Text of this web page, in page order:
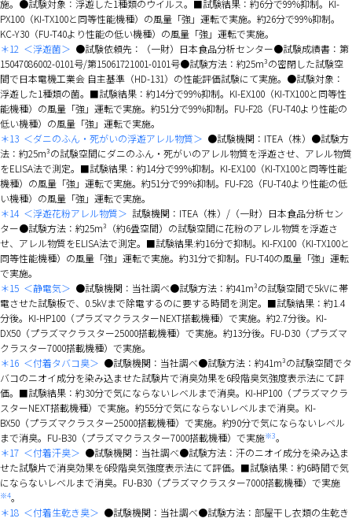
施。●試験対象：浮遊した1種類のウイルス。■試験結果：約6分で99%抑制。KI-
PX100（KI-TX100と同等性能機種）の風量「強」運転で実施。約26分で99%抑制。
KC-Y30（FU-T40より性能の低い機種）の風量「強」運転で実施。
＊12 ＜浮遊菌＞ ●試験依頼先：（一財）日本食品分析センター●試験成績書：第
15047086002-0101号/第15061721001-0101号●試験方法：約25m³の密閉した試験空
間で日本電機工業会 自主基準（HD-131）の性能評価試験にて実施。●試験対象：
浮遊した1種類の菌。■試験結果：約14分で99%抑制。KI-EX100（KI-TX100と同等性
能機種）の風量「強」運転で実施。約51分で99%抑制。FU-F28（FU-T40より性能の
低い機種）の風量「強」運転で実施。
＊13 ＜ダニのふん・死がいの浮遊アレル物質＞ ●試験機関：ITEA（株）●試験方
法：約25m³の試験空間にダニのふん・死がいのアレル物質を浮遊させ、アレル物質
をELISA法で測定。■試験結果：約14分で99%抑制。KI-EX100（KI-TX100と同等性能
機種）の風量「強」運転で実施。約51分で99%抑制。FU-F28（FU-T40より性能の低
い機種）の風量「強」運転で実施。
＊14 ＜浮遊花粉アレル物質＞ 試験機関：ITEA（株）/（一財）日本食品分析セン
ター●試験方法：約25m³（約6畳空間）の試験空間に花粉のアレル物質を浮遊さ
せ、アレル物質をELISA法で測定。■試験結果:約16分で抑制。KI-FX100（KI-TX100と
同等性能機種）の風量「強」運転で実施。約31分で抑制。FU-T40の風量「強」運転
で実施。
＊15 ＜静電気＞ ●試験機関：当社調べ●試験方法：約41m³の試験空間で5kVに帯
電させた試験板で、0.5kVまで除電するのに要する時間を測定。■試験結果：約1.4
分後。KI-HP100（プラズマクラスターNEXT搭載機種）で実施。約2.7分後。KI-
DX50（プラズマクラスター25000搭載機種）で実施。約13分後。FU-D30（プラズマ
クラスター7000搭載機種）で実施。
＊16 ＜付着タバコ臭＞ ●試験機関：当社調べ●試験方法：約41m³の試験空間でタ
バコのニオイ成分を染み込ませた試験片で消臭効果を6段階臭気強度表示法にて評
価。■試験結果：約30分で気にならないレベルまで消臭。KI-HP100（プラズマクラ
スターNEXT搭載機種）で実施。約55分で気にならないレベルまで消臭。KI-
BX50（プラズマクラスター25000搭載機種）で実施。約90分で気にならないレベル
まで消臭。FU-B30（プラズマクラスター7000搭載機種）で実施※3。
＊17 ＜付着汗臭＞ ●試験機関：当社調べ●試験方法：汗のニオイ成分を染み込ま
せた試験片で消臭効果を6段階臭気強度表示法にて評価。■試験結果：約6時間で気
にならないレベルまで消臭。FU-B30（プラズマクラスター7000搭載機種）で実施
※4。
＊18 ＜付着生乾き臭＞ ●試験機関：当社調べ●試験方法：部屋干し衣類の生乾き